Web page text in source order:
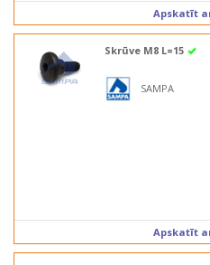
Apskatīt
Skrūve M8 L=15
SAMPA
Apskatīt